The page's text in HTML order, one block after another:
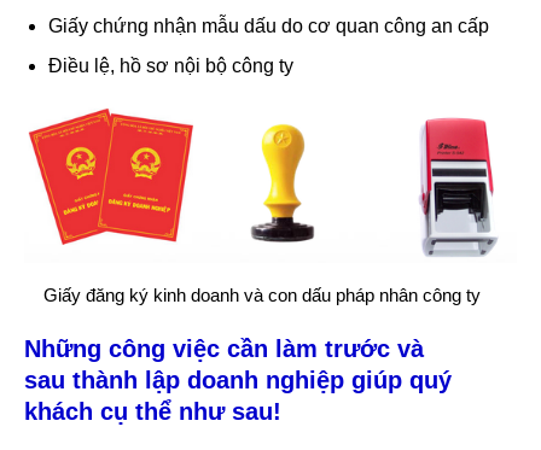
Giấy chứng nhận mẫu dấu do cơ quan công an cấp
Điều lệ, hồ sơ nội bộ công ty
Giấy đăng ký kinh doanh và con dấu pháp nhân công ty
Những công việc cần làm trước và
sau thành lập doanh nghiệp giúp quý
khách cụ thể như sau!